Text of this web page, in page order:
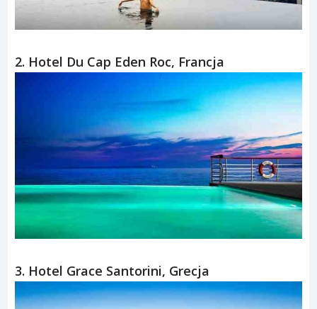
2. Hotel Du Cap Eden Roc, Francja
3. Hotel Grace Santorini, Grecja